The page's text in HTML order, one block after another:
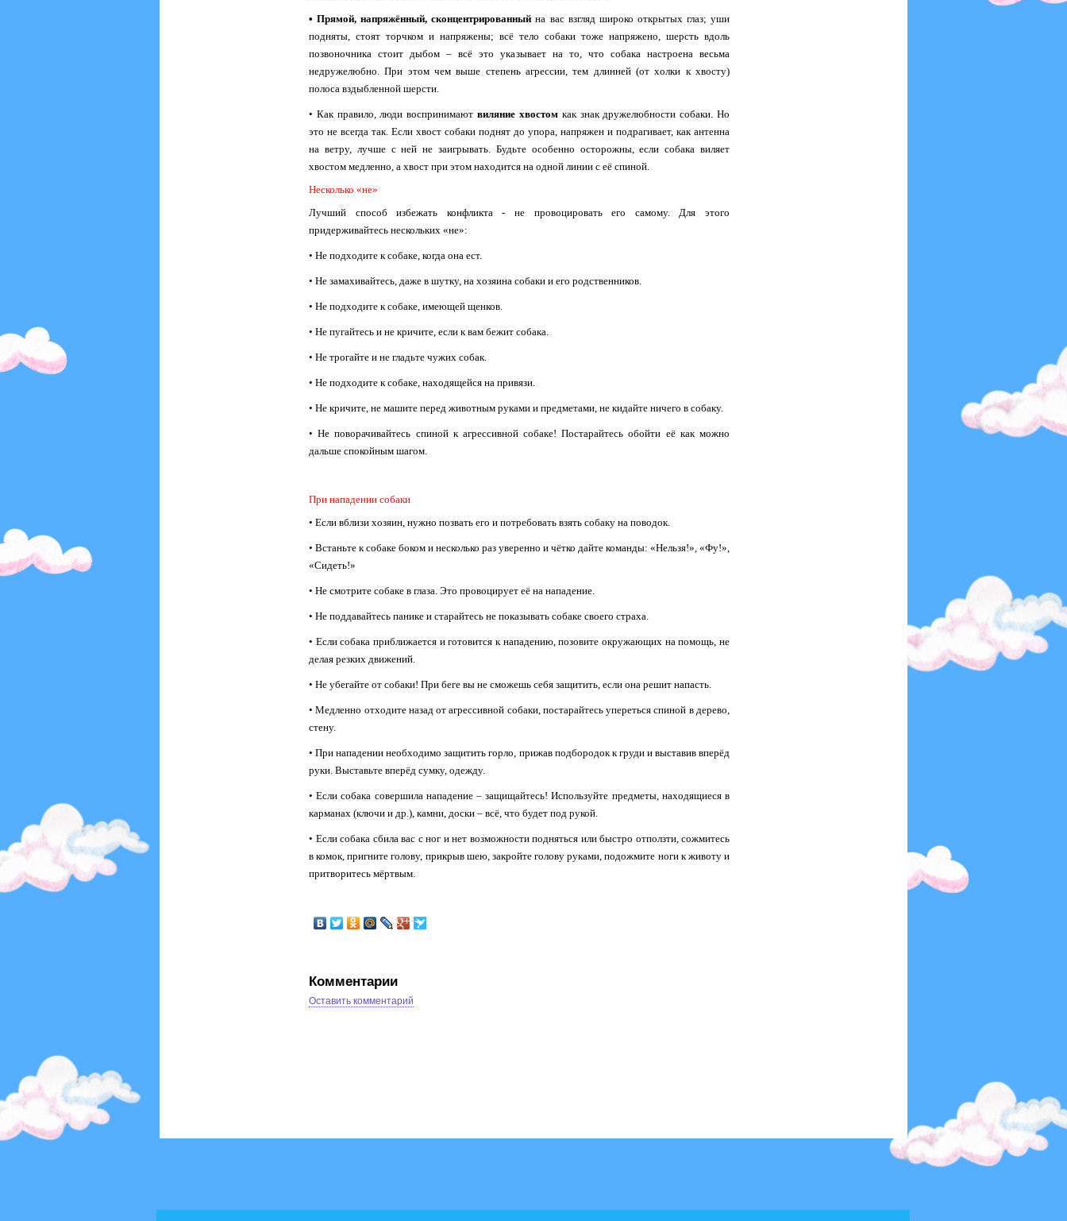
• Прямой, напряжённый, сконцентрированный на вас взгляд широко открытых глаз; уши
подняты, стоят торчком и напряжены; всё тело собаки тоже напряжено, шерсть вдоль
позвоночника стоит дыбом – всё это указывает на то, что собака настроена весьма
недружелюбно. При этом чем выше степень агрессии, тем длинней (от холки к хвосту)
полоса вздыбленной шерсти.
• Как правило, люди воспринимают виляние хвостомкак знак дружелюбности собаки. Но
это не всегда так. Если хвост собаки поднят до упора, напряжен и подрагивает, как антенна
на ветру, лучше с ней не заигрывать. Будьте особенно осторожны, если собака виляет
хвостом медленно, а хвост при этом находится на одной линии с её спиной.
Несколько «не»
Лучший способ избежать конфликта - не провоцировать его самому. Для этого
придерживайтесь нескольких «не»:
• Не подходите к собаке, когда она ест.
• Не замахивайтесь, даже в шутку, на хозяина собаки и его родственников.
• Не подходите к собаке, имеющей щенков.
• Не пугайтесь и не кричите, если к вам бежит собака.
• Не трогайте и не гладьте чужих собак.
• Не подходите к собаке, находящейся на привязи.
• Не кричите, не машите перед животным руками и предметами, не кидайте ничего в собаку.
• Не поворачивайтесь спиной к агрессивной собаке! Постарайтесь обойти её как можно
дальше спокойным шагом.
При нападении собаки
• Если вблизи хозяин, нужно позвать его и потребовать взять собаку на поводок.
• Встаньте к собаке боком и несколько раз уверенно и чётко дайте команды: «Нельзя!», «Фу!»,
«Сидеть!»
• Не смотрите собаке в глаза. Это провоцирует её на нападение.
• Не поддавайтесь панике и старайтесь не показывать собаке своего страха.
• Если собака приближается и готовится к нападению, позовите окружающих на помощь, не
делая резких движений.
• Не убегайте от собаки! При беге вы не сможешь себя защитить, если она решит напасть.
• Медленно отходите назад от агрессивной собаки, постарайтесь упереться спиной в дерево,
стену.
• При нападении необходимо защитить горло, прижав подбородок к груди и выставив вперёд
руки. Выставьте вперёд сумку, одежду.
• Если собака совершила нападение – защищайтесь! Используйте предметы, находящиеся в
карманах (ключи и др.), камни, доски – всё, что будет под рукой.
• Если собака сбила вас с ног и нет возможности подняться или быстро отползти, сожмитесь
в комок, пригните голову, прикрыв шею, закройте голову руками, подожмите ноги к животу и
притворитесь мёртвым.
Комментарии
Оставить комментарий